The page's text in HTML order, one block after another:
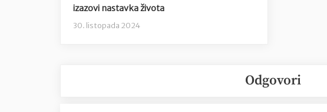
izazovi nastavka života
30. listopada 2024
Odgovori